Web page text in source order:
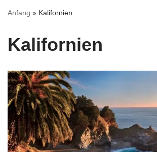
Anfang » Kalifornien
Kalifornien